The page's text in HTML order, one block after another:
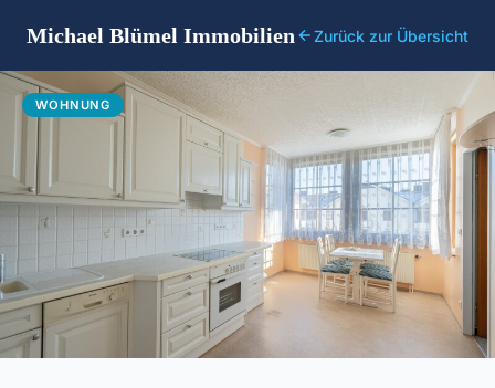
Michael Blümel Immobilien Zurück zur Übersicht
WOHNUNG